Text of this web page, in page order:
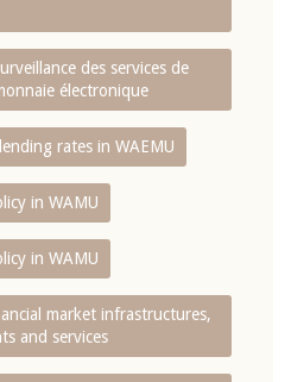
des services de
électronique
rates in WAEMU
in WAMU
in WAMU
market infrastructures,
and services